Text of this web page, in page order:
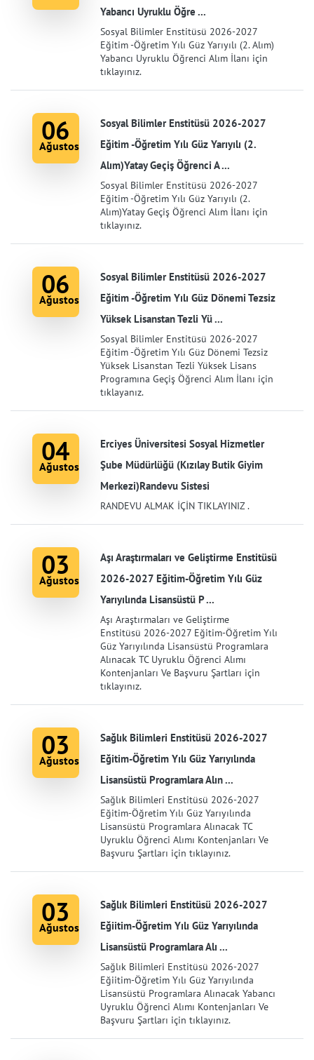
Yabancı Uyruklu Öğre ...
Sosyal Bilimler Enstitüsü 2026-2027
Eğitim -Öğretim Yılı Güz Yarıyılı (2. Alım)
Yabancı Uyruklu Öğrenci Alım İlanı için
tıklayınız.
06
Ağustos
Sosyal Bilimler Enstitüsü 2026-2027
Eğitim -Öğretim Yılı Güz Yarıyılı (2.
Alım)Yatay Geçiş Öğrenci A ...
Sosyal Bilimler Enstitüsü 2026-2027
Eğitim -Öğretim Yılı Güz Yarıyılı (2.
Alım)Yatay Geçiş Öğrenci Alım İlanı için
tıklayınız.
06
Ağustos
Sosyal Bilimler Enstitüsü 2026-2027
Eğitim -Öğretim Yılı Güz Dönemi Tezsiz
Yüksek Lisanstan Tezli Yü ...
Sosyal Bilimler Enstitüsü 2026-2027
Eğitim -Öğretim Yılı Güz Dönemi Tezsiz
Yüksek Lisanstan Tezli Yüksek Lisans
Programına Geçiş Öğrenci Alım İlanı için
tıklayanız.
04
Ağustos
Erciyes Üniversitesi Sosyal Hizmetler
Şube Müdürlüğü (Kızılay Butik Giyim
Merkezi)Randevu Sistesi
RANDEVU ALMAK İÇİN TIKLAYINIZ .
03
Ağustos
Aşı Araştırmaları ve Geliştirme Enstitüsü
2026-2027 Eğitim-Öğretim Yılı Güz
Yarıyılında Lisansüstü P ...
Aşı Araştırmaları ve Geliştirme
Enstitüsü 2026-2027 Eğitim-Öğretim Yılı
Güz Yarıyılında Lisansüstü Programlara
Alınacak TC Uyruklu Öğrenci Alımı
Kontenjanları Ve Başvuru Şartları için
tıklayınız.
03
Ağustos
Sağlık Bilimleri Enstitüsü 2026-2027
Eğitim-Öğretim Yılı Güz Yarıyılında
Lisansüstü Programlara Alın ...
Sağlık Bilimleri Enstitüsü 2026-2027
Eğitim-Öğretim Yılı Güz Yarıyılında
Lisansüstü Programlara Alınacak TC
Uyruklu Öğrenci Alımı Kontenjanları Ve
Başvuru Şartları için tıklayınız.
03
Ağustos
Sağlık Bilimleri Enstitüsü 2026-2027
Eğiitim-Öğretim Yılı Güz Yarıyılında
Lisansüstü Programlara Alı ...
Sağlık Bilimleri Enstitüsü 2026-2027
Eğiitim-Öğretim Yılı Güz Yarıyılında
Lisansüstü Programlara Alınacak Yabancı
Uyruklu Öğrenci Alımı Kontenjanları Ve
Başvuru Şartları için tıklayınız.